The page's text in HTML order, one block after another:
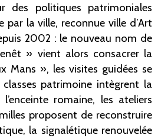
politiques patrimoniales
par la ville, reconnue ville d’Art
2002 : le nouveau nom de
» vient alors consacrer la
Mans », les visites guidées se
patrimoine intègrent la
romaine, les ateliers
proposent de reconstruire
la signalétique renouvelée